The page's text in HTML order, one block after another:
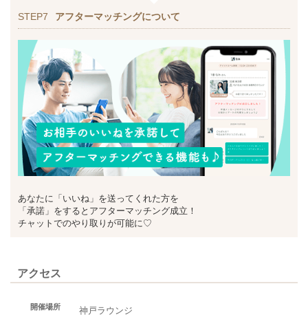
STEP7 アフターマッチングについて
あなたに「いいね」を送ってくれた方を
「承諾」をするとアフターマッチング成立！
チャットでのやり取りが可能に♡
アクセス
開催場所
神戸ラウンジ